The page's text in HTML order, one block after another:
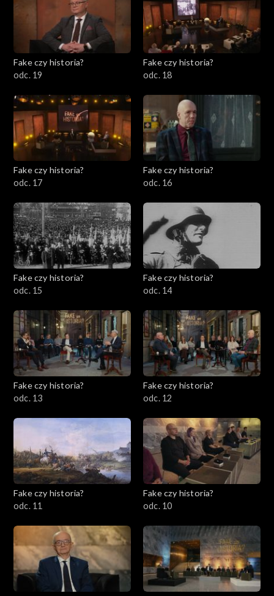
Fake czy historia?
odc. 19
Fake czy historia?
odc. 18
Fake czy historia?
odc. 17
Fake czy historia?
odc. 16
Fake czy historia?
odc. 15
Fake czy historia?
odc. 14
Fake czy historia?
odc. 13
Fake czy historia?
odc. 12
Fake czy historia?
odc. 11
Fake czy historia?
odc. 10